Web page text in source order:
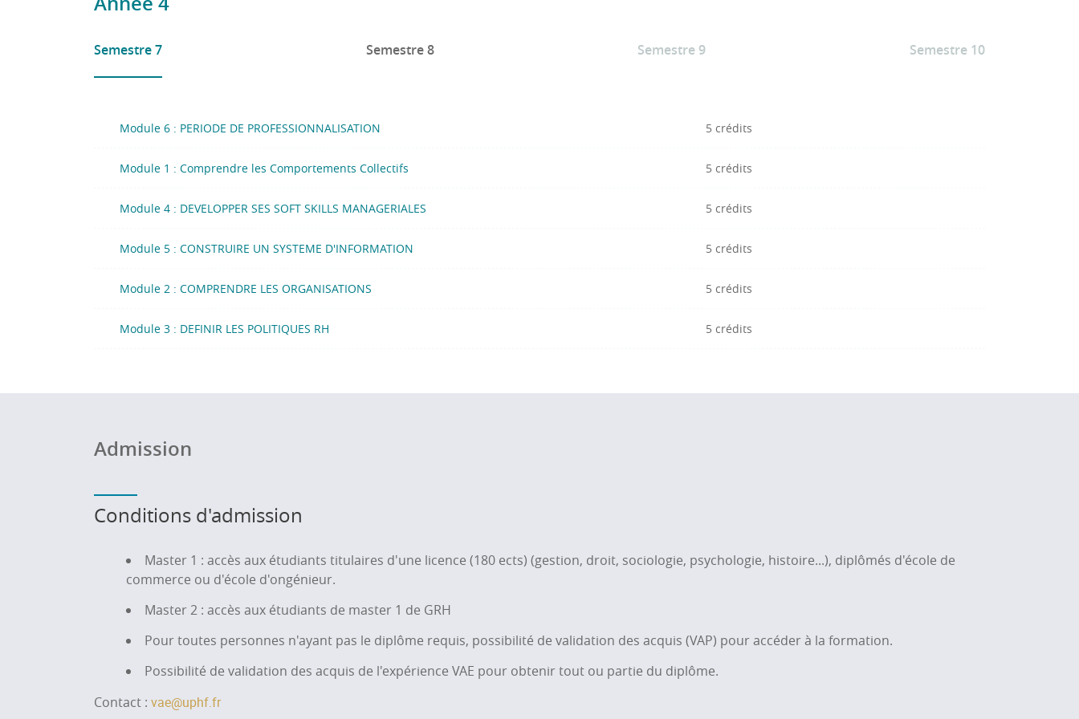
Semestre 7 Semestre 8 Semestre 9 Semestre 10
Module 6 : PERIODE DE PROFESSIONNALISATION 5 crédits
Module 1 : Comprendre les Comportements Collectifs 5 crédits
Module 4 : DEVELOPPER SES SOFT SKILLS MANAGERIALES 5 crédits
Module 5 : CONSTRUIRE UN SYSTEME D'INFORMATION 5 crédits
Module 2 : COMPRENDRE LES ORGANISATIONS 5 crédits
Module 3 : DEFINIR LES POLITIQUES RH 5 crédits
Admission
Conditions d'admission
Master 1 : accès aux étudiants titulaires d'une licence (180 ects) (gestion, droit, sociologie, psychologie, histoire...), diplômés d'école de
commerce ou d'école d'ongénieur.
Master 2 : accès aux étudiants de master 1 de GRH
Pour toutes personnes n'ayant pas le diplôme requis, possibilité de validation des acquis (VAP) pour accéder à la formation.
Possibilité de validation des acquis de l'expérience VAE pour obtenir tout ou partie du diplôme.
Contact : vae@uphf.fr